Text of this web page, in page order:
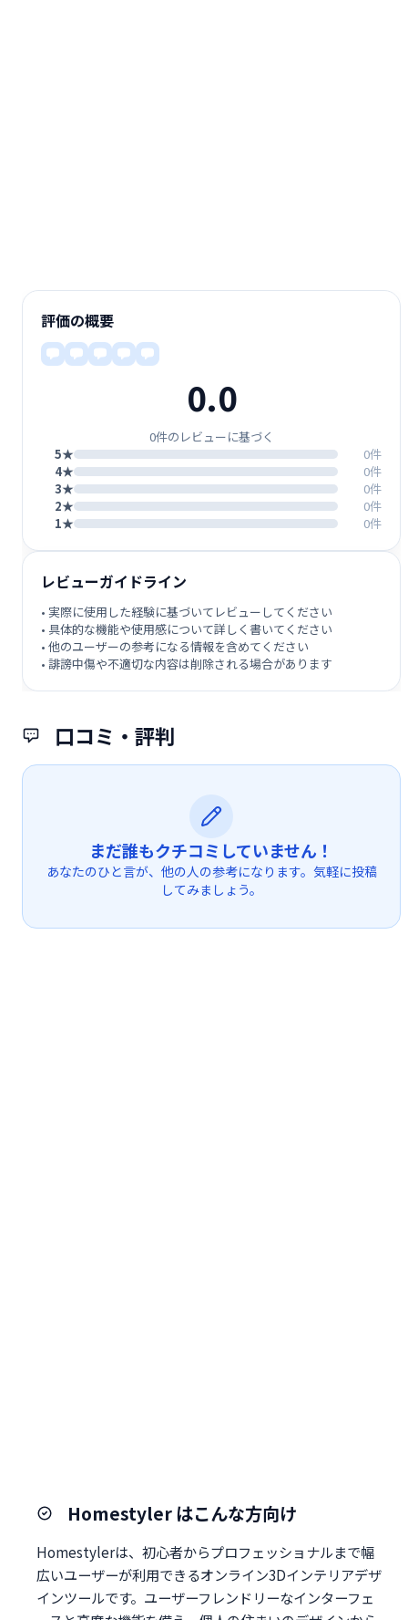
口コミ・評判
まだ誰もクチコミしていません！
あなたのひと言が、他の人の参考になります。気軽に投稿
してみましょう。
評価の概要
0.0
0件のレビューに基づく
5★
0件
4★
0件
3★
0件
2★
0件
1★
0件
レビューガイドライン
• 実際に使用した経験に基づいてレビューしてください
• 具体的な機能や使用感について詳しく書いてください
• 他のユーザーの参考になる情報を含めてください
• 誹謗中傷や不適切な内容は削除される場合があります
Homestyler はこんな方向け
Homestylerは、初心者からプロフェッショナルまで幅
広いユーザーが利用できるオンライン3Dインテリアデザ
インツールです。ユーザーフレンドリーなインターフェ